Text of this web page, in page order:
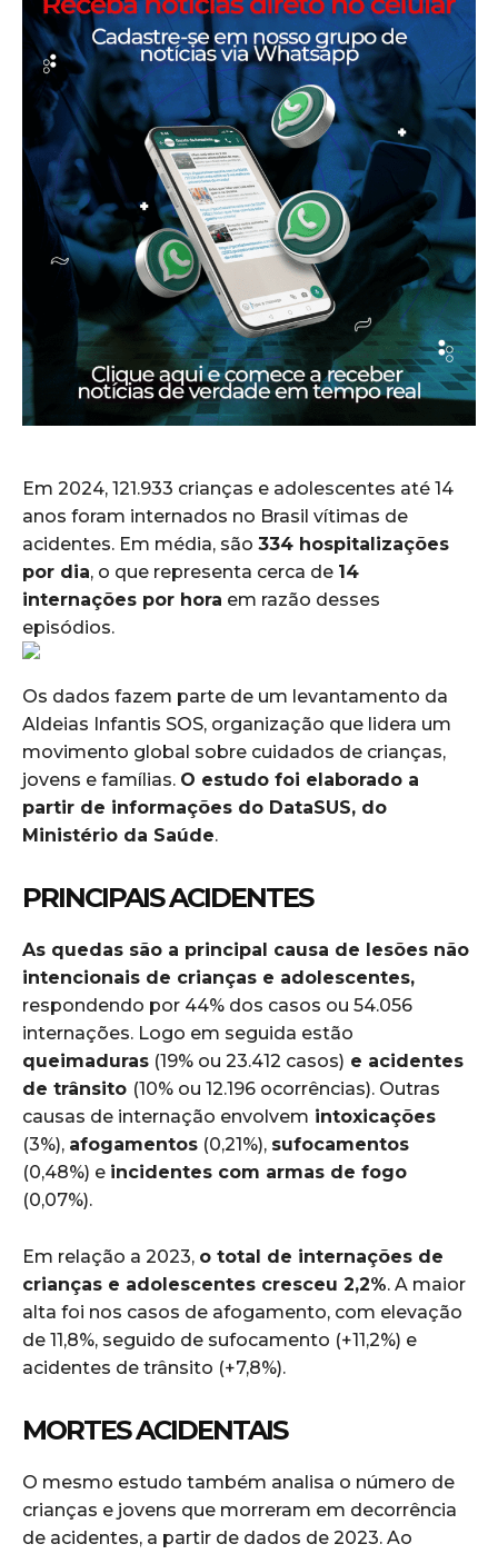
Em 2024, 121.933 crianças e adolescentes até 14
anos foram internados no Brasil vítimas de
acidentes. Em média, são 334 hospitalizações
por dia, o que representa cerca de 14
internações por hora em razão desses
episódios.
Os dados fazem parte de um levantamento da
Aldeias Infantis SOS, organização que lidera um
movimento global sobre cuidados de crianças,
jovens e famílias. O estudo foi elaborado a
partir de informações do DataSUS, do
Ministério da Saúde.
PRINCIPAIS ACIDENTES
As quedas são a principal causa de lesões não
intencionais de crianças e adolescentes,
respondendo por 44% dos casos ou 54.056
internações. Logo em seguida estão
queimaduras (19% ou 23.412 casos) e acidentes
de trânsito (10% ou 12.196 ocorrências). Outras
causas de internação envolvem intoxicações
(3%), afogamentos (0,21%), sufocamentos
(0,48%) e incidentes com armas de fogo
(0,07%).
Em relação a 2023, o total de internações de
crianças e adolescentes cresceu 2,2%. A maior
alta foi nos casos de afogamento, com elevação
de 11,8%, seguido de sufocamento (+11,2%) e
acidentes de trânsito (+7,8%).
MORTES ACIDENTAIS
O mesmo estudo também analisa o número de
crianças e jovens que morreram em decorrência
de acidentes, a partir de dados de 2023. Ao